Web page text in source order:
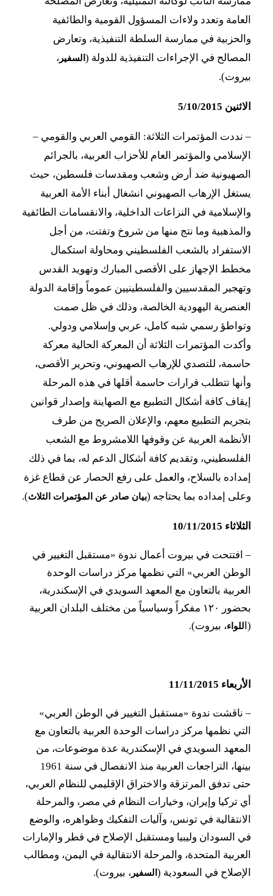
العامة وتعدد ولاءات المسؤول القومية والطائفية
والحزبية في ممارسة السلطة التنفيذية، وتعارض
المصالح في الإجراءات التنفيذية للدولة ( السفير ،
بيروت).
الاثنين 5/10/2015
– نددت المؤتمرات الثلاثة: القومي العربي والقومي –
الإسلامي والمؤتمر العام للأحزاب العربية، بالجرائم
الصهيونية ضد أرض وشعب ومقدسات فلسطين، حيث
يستغل الإرهاب الصهيوني انشغال أبناء الأمة العربية
والإسلامية في النزاعات الداخلية، والانقسامات الطائفية
والمذهبية وما نتج منها من شروخ وتفتت، من أجل
الاستفراد بالشعب الفلسطيني ومحاولة استكمال
مخطط الإجهاز على الأقصى المبارك وتهويد القدس
وتهجير المقدسيين والفلسطينيين عموماً وإقامة الدولة
العنصرية اليهودية الخالصة، وذلك في ظل صمت
وتواطؤ رسمي شبه كامل، عربي وإسلامي ودولي.
وأكدت المؤتمرات الثلاثة أن المعركة الحالية معركة
حاسمة، للتصدي للإرهاب الصهيوني، وتحرير الأقصى،
وأنها تتطلب قرارات حاسمة أقلها في هذه المرحلة
إيقاف كافة أشكال التطبيع مع الصهاينة وإصدار قوانين
بتجريم التطبيع معهم، والإعلان الصريح من طرف
الأنظمة العربية عن وقوفها اللامشروط مع الشعب
الفلسطيني، وتقديم كافة أشكال الدعم له، بما في ذلك
إمداده بالسلاح، والعمل على رفع الحصار عن قطاع غزة
وعلى إمداده بما يحتاجه (بيان صادر عن المؤتمرات الثلاث).
الثلاثاء 10/11/2015
– افتتحت في بيروت أعمال ندوة «مستقبل التغيير في
الوطن العربي» التي نظمها مركز دراسات الوحدة
العربية بالتعاون مع المعهد السويدي في الإسكندرية،
بحضور ١٢٠ مفكراً وسياسياً من مختلف البلدان العربية
(ا للواء، بيروت).
الأربعاء 11/11/2015
– ناقشت ندوة «مستقبل التغيير في الوطن العربي»
التي نظمها مركز دراسات الوحدة العربية بالتعاون مع
المعهد السويدي في الإسكندرية عدة موضوعات، من
بينها، التراجعات العربية منذ الانفصال في سنة 1961
حتى تدفق المرتزقة والاختراق الإقليمي للنظام العربي،
أي تركيا وإيران، وخيارات النظام في مصر، والمرحلة
الانتقالية في تونس، وآليات التفكيك وظواهره، والوضع
في السودان وليبيا ومستقبل الإصلاح في قطر والإمارات
العربية المتحدة، والمرحلة الانتقالية في اليمن، ومطالب
الإصلاح في السعودية ( السفير ، بيروت).